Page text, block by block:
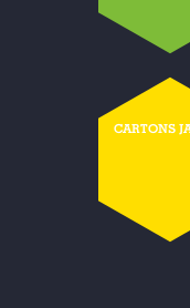
CARTONS